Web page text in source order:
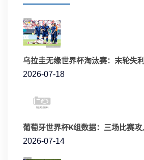
乌拉圭无缘世界杯淘汰赛：末轮失
2026-07-18
葡萄牙世界杯K组数据：三场比赛攻
2026-07-14